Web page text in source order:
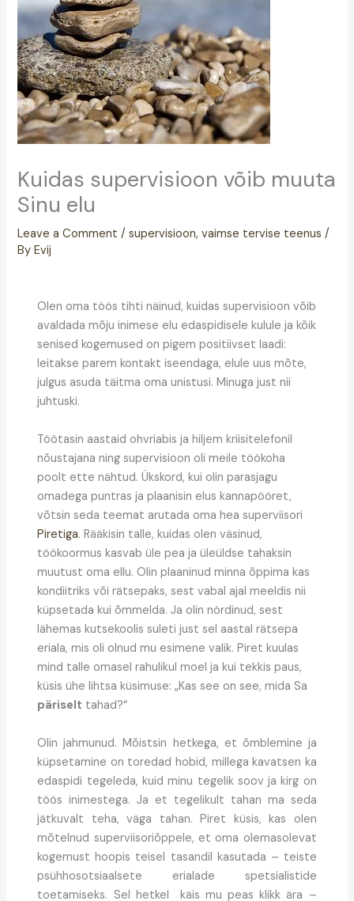
Kuidas supervisioon võib muuta
Sinu elu
Leave a Comment /supervisioon,vaimse tervise teenus /
ByEvij
Olen oma töös tihti näinud, kuidas supervisioon võib
avaldada mõju inimese elu edaspidisele kulule ja kõik
senised kogemused on pigem positiivset laadi:
leitakse parem kontakt iseendaga, elule uus mõte,
julgus asuda täitma oma unistusi. Minuga just nii
juhtuski.
Töötasin aastaid ohvriabis ja hiljem kriisitelefonil
nõustajana ning supervisioon oli meile töökoha
poolt ette nähtud. Ükskord, kui olin parasjagu
omadega puntras ja plaanisin elus kannapööret,
võtsin seda teemat arutada oma hea superviisori
Piretiga. Rääkisin talle, kuidas olen väsinud,
töökoormus kasvab üle pea ja üleüldse tahaksin
muutust oma ellu. Olin plaaninud minna õppima kas
kondiitriks või rätsepaks, sest vabal ajal meeldis nii
küpsetada kui õmmelda. Ja olin nördinud, sest
lähemas kutsekoolis suleti just sel aastal rätsepa
eriala, mis oli olnud mu esimene valik. Piret kuulas
mind talle omasel rahulikul moel ja kui tekkis paus,
küsis ühe lihtsa küsimuse: „Kas see on see, mida Sa
päriselt tahad?“
Olin jahmunud. Mõistsin hetkega, et õmblemine ja
küpsetamine on toredad hobid, millega kavatsen ka
edaspidi tegeleda, kuid minu tegelik soov ja kirg on
töös inimestega. Ja et tegelikult tahan ma seda
jätkuvalt teha, väga tahan. Piret küsis, kas olen
mõtelnud superviisoriõppele, et oma olemasolevat
kogemust hoopis teisel tasandil kasutada – teiste
psühhosotsiaalsete erialade spetsialistide
toetamiseks. Sel hetkel käis mu peas klikk ära –